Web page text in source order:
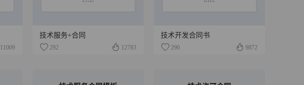
11009
技术服务+合同
292 12783
技术开发合同书
290 9872